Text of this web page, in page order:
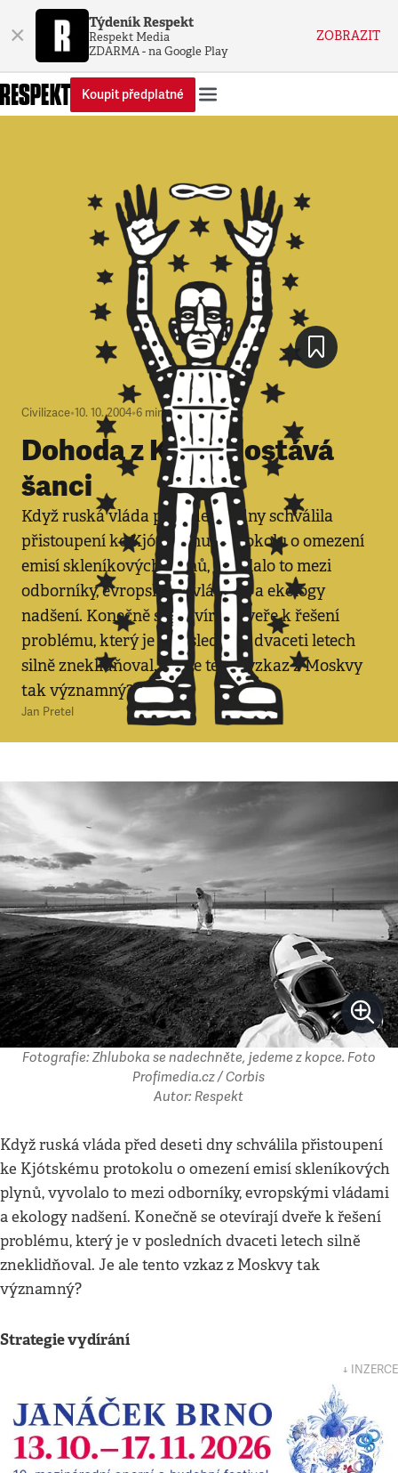
× Týdeník Respekt
Respekt Media
ZDARMA - na Google Play
ZOBRAZIT
Koupit předplatné
Civilizace•10. 10. 2004•6 minut
Dohoda z Kjóta dostává
šanci
Když ruská vláda před deseti dny schválila
přistoupení ke Kjótskému protokolu o omezení
emisí skleníkových plynů, vyvolalo to mezi
odborníky, evropskými vládami a ekology
nadšení. Konečně se otevírají dveře k řešení
problému, který je v posledních dvaceti letech
silně zneklidňoval. Je ale tento vzkaz z Moskvy
tak významný?
Jan Pretel
Fotografie: Zhluboka se nadechněte, jedeme z kopce. Foto
Profimedia.cz / Corbis
Autor: Respekt
Když ruská vláda před deseti dny schválila přistoupení
ke Kjótskému protokolu o omezení emisí skleníkových
plynů, vyvolalo to mezi odborníky, evropskými vládami
a ekology nadšení. Konečně se otevírají dveře k řešení
problému, který je v posledních dvaceti letech silně
zneklidňoval. Je ale tento vzkaz z Moskvy tak
významný?
Strategie vydírání
↓ INZERCE